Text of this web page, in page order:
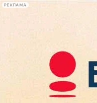
РЕКЛАМА
Сегодня:
2026.08.08
09:54
Афиша Plus